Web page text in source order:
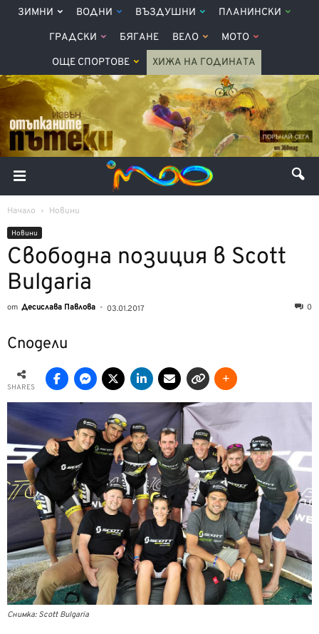
ЗИМНИ ВОДНИ ВЪЗДУШНИ ПЛАНИНСКИ
ГРАДСКИ БЯГАНЕ ВЕЛО МОТО
ОЩЕ СПОРТОВЕ ХИЖА НА ГОДИНАТА
Начало Новини
Новини
Свободна позиция в Scott
Bulgaria
от Десислава Павлова - 03.01.2017 0
Сподели
SHARES
Снимка: Scott Bulgaria